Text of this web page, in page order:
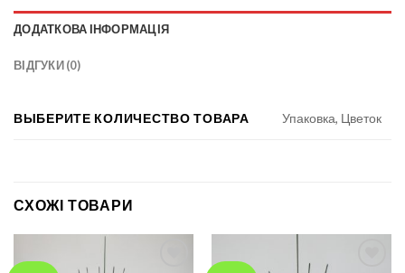
ДОДАТКОВА ІНФОРМАЦІЯ
ВІДГУКИ (0)
ВЫБЕРИТЕ КОЛИЧЕСТВО ТОВАРА Упаковка, Цветок
СХОЖІ ТОВАРИ